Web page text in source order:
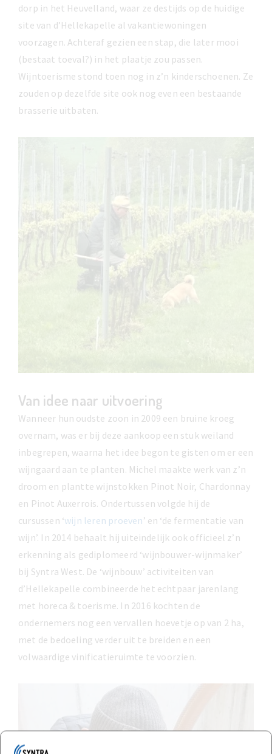
dorp in het Heuvelland, waar ze destijds op de huidige
site van d’Hellekapelle al vakantiewoningen
voorzagen. Achteraf gezien een stap, die later mooi
(bestaat toeval?) in het plaatje zou passen.
Wijntoerisme stond toen nog in z’n kinderschoenen. Ze
zouden op dezelfde site ook nog even een bestaande
brasserie uitbaten.
Van idee naar uitvoering
Wanneer hun oudste zoon in 2009 een bruine kroeg
overnam, was er bij deze aankoop een stuk weiland
inbegrepen, waarna het idee begon te gisten om er een
wijngaard aan te planten. Michel maakte werk van z’n
droom en plantte wijnstokken Pinot Noir, Chardonnay
en Pinot Auxerrois. Ondertussen volgde hij de
cursussen ‘wijn leren proeven’ en ‘de fermentatie van
wijn’. In 2014 behaalt hij uiteindelijk ook officieel z’n
erkenning als gediplomeerd ‘wijnbouwer-wijnmaker’
bij Syntra West. De ‘wijnbouw’ activiteiten van
d’Hellekapelle combineerde het echtpaar jarenlang
met horeca & toerisme. In 2016 kochten de
ondernemers nog een vervallen hoevetje op van 2 ha,
met de bedoeling verder uit te breiden en een
volwaardige vinificatieruimte te voorzien.